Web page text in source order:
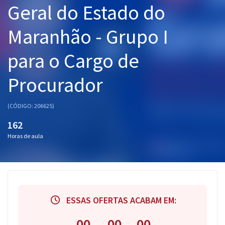
Pós
Graduação
OAB
Questões grátis
Conteúdo gratuito
Aprovados
Geral do Estado do
Maranhão - Grupo I
para o Cargo de
Procurador
(CÓDIGO: 206625)
162
Horas de aula
ESSAS OFERTAS ACABAM EM: